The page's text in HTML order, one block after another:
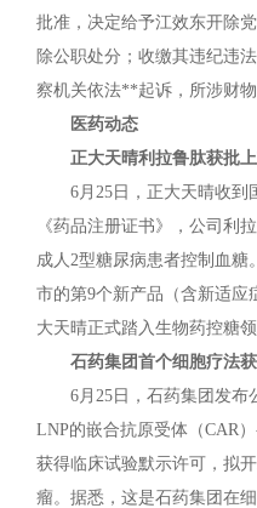
批准，决定给予江效东开除
除公职处分；收缴其违纪违
察机关依法**起诉，所涉财物
医药动态
正大天晴利拉鲁肽获批
6月25日，正大天晴收到
《药品注册证书》，公司利
成人2型糖尿病患者控制血糖
市的第9个新产品（含新适应
大天晴正式踏入生物药控糖
石药集团首个细胞疗法
6月25日，石药集团发布
LNP的嵌合抗原受体（CAR
获得临床试验默示许可，拟
瘤。据悉，这是石药集团在